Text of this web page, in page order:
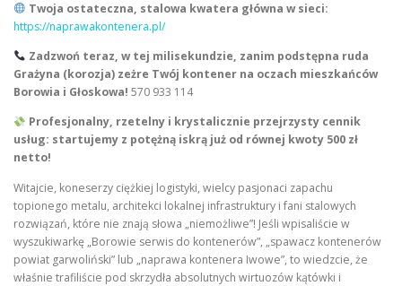
Twoja ostateczna, stalowa kwatera główna w sieci:
https://naprawakontenera.pl/
Zadzwoń teraz, w tej milisekundzie, zanim podstępna ruda
Grażyna (korozja) zeżre Twój kontener na oczach mieszkańców
Borowia i Głoskowa! 570 933 114
Profesjonalny, rzetelny i krystalicznie przejrzysty cennik
usług: startujemy z potężną iskrą już od równej kwoty 500 zł
netto!
Witajcie, koneserzy ciężkiej logistyki, wielcy pasjonaci zapachu
topionego metalu, architekci lokalnej infrastruktury i fani stalowych
rozwiązań, które nie znają słowa „niemożliwe”! Jeśli wpisaliście w
wyszukiwarkę „Borowie serwis do kontenerów”, „spawacz kontenerów
powiat garwoliński” lub „naprawa kontenera Iwowe”, to wiedzcie, że
właśnie trafiliście pod skrzydła absolutnych wirtuozów kątówki i